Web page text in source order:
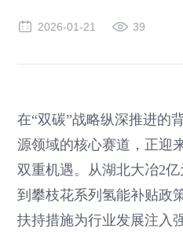
2026-01-21 39
在“双碳”战略纵深推进的
源领域的核心赛道，正迎
双重机遇。从湖北大冶2
到攀枝花系列氢能补贴政
扶持措施为行业发展注入